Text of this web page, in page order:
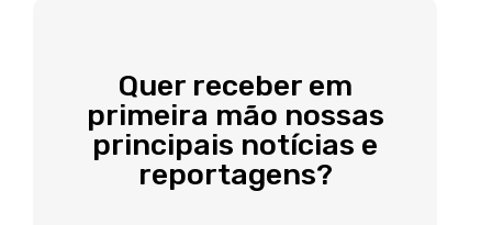
Quer receber em
primeira mão nossas
principais notícias e
reportagens?